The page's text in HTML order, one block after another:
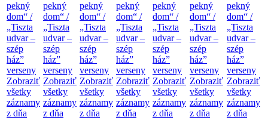
pekný
dom“ /
„Tiszta
udvar –
szép
ház”
verseny
Zobraziť
všetky
záznamy
z dňa
pekný
dom“ /
„Tiszta
udvar –
szép
ház”
verseny
Zobraziť
všetky
záznamy
z dňa
pekný
dom“ /
„Tiszta
udvar –
szép
ház”
verseny
Zobraziť
všetky
záznamy
z dňa
pekný
dom“ /
„Tiszta
udvar –
szép
ház”
verseny
Zobraziť
všetky
záznamy
z dňa
pekný
dom“ /
„Tiszta
udvar –
szép
ház”
verseny
Zobraziť
všetky
záznamy
z dňa
pekný
dom“ /
„Tiszta
udvar –
szép
ház”
verseny
Zobraziť
všetky
záznamy
z dňa
pekný
dom“ /
„Tiszta
udvar –
szép
ház”
verseny
Zobraziť
všetky
záznamy
z dňa